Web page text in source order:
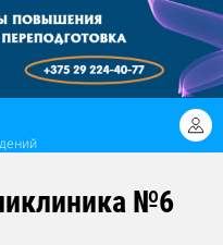
№6